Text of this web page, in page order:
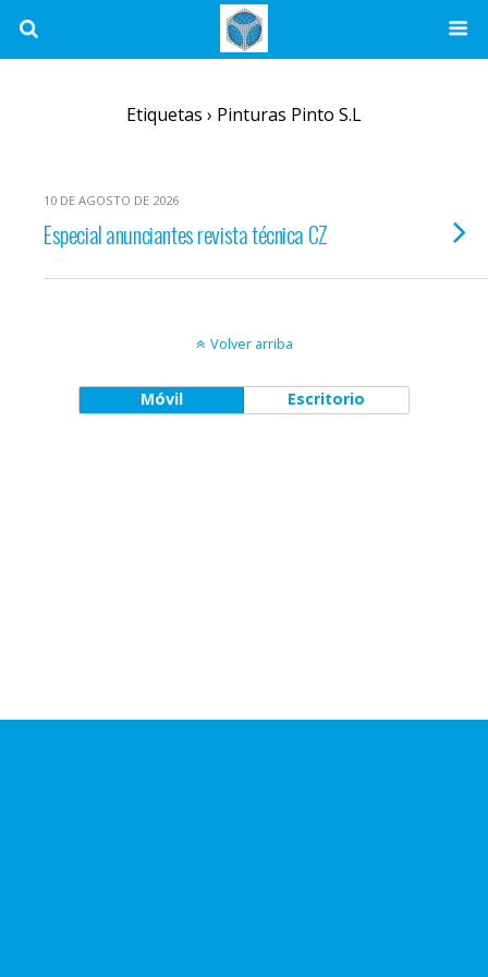
Etiquetas › Pinturas Pinto S.l
10 DE AGOSTO DE 2026
Especial anunciantes revista técnica CZ
Volver arriba
Móvil Escritorio